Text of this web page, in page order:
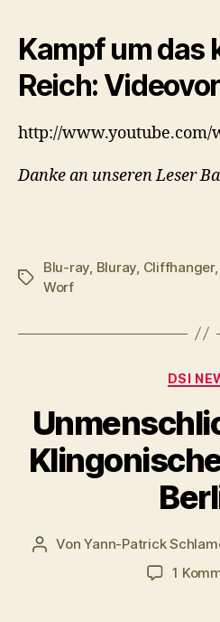
Kampf um das
Reich:
http://www.youtube.com/
Danke an unseren Leser
Schlagwörter
Blu-ray Bluray Cliffhanger,
Worf
DSI
Klingonische
Beitragsautor
VonYann-Patrick
1